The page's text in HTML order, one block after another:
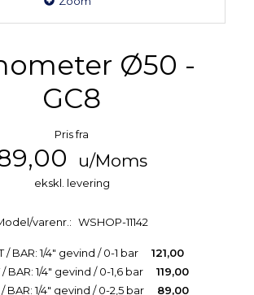
Ø50 -
GC8
Pris fra
u/Moms
ekskl. levering
varenr.: WSHOP-11142
/ BAR:1/4" gevind / 0-1 bar
121,00
BAR:1/4" gevind / 0-1,6 bar
119,00
BAR:1/4" gevind / 0-2,5 bar
89,00